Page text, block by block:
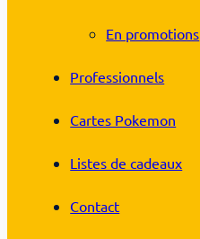
En promotions
Professionnels
Cartes Pokemon
Listes de cadeaux
Contact